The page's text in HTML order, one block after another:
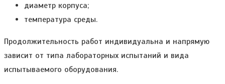
диаметр корпуса;
температура среды.
Продолжительность работ индивидуальна и напрямую
зависит от типа лабораторных испытаний и вида
испытываемого оборудования.